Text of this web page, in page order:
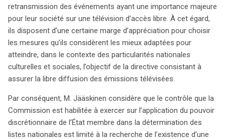
retransmission des événements ayant une importance majeure
pour leur société sur une télévision d’accès libre. À cet égard,
ils disposent d’une certaine marge d’appréciation pour choisir
les mesures qu’ils considèrent les mieux adaptées pour
atteindre, dans le contexte des particularités nationales
culturelles et sociales, l’objectif de la directive consistant à
assurer la libre diffusion des émissions télévisées.
Par conséquent, M. Jääskinen considère que le contrôle que la
Commission est habilitée à exercer sur l’application du pouvoir
discrétionnaire de l’État membre dans la détermination des
listes nationales est limité à la recherche de l’existence d’une